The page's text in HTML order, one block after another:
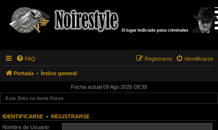
FAQ Identificarse
Registrarse
Portada Índice general
Fecha actual 09 Ago 2026 09:39
Este Sitio no tiene Foros
IDENTIFICARSE • REGISTRARSE
Nombre de Usuario: